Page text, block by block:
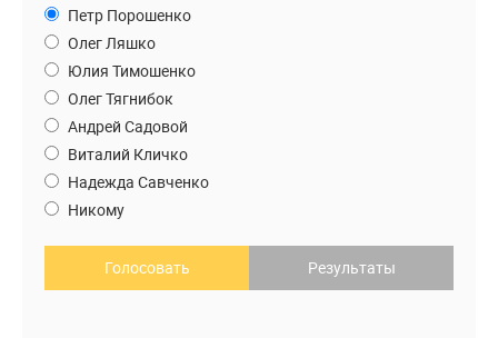
Петр Порошенко
Олег Ляшко
Юлия Тимошенко
Олег Тягнибок
Андрей Садовой
Виталий Кличко
Надежда Савченко
Никому
Голосовать Результаты